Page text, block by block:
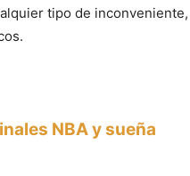
tipo de inconveniente,
NBA y sueña